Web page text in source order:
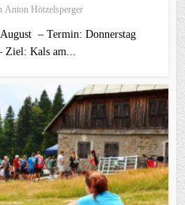
Anton Hötzelsperger
– Termin: Donnerstag
Kals am...